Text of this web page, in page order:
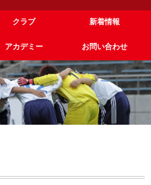
クラブ 新着情報
アカデミー お問い合わせ